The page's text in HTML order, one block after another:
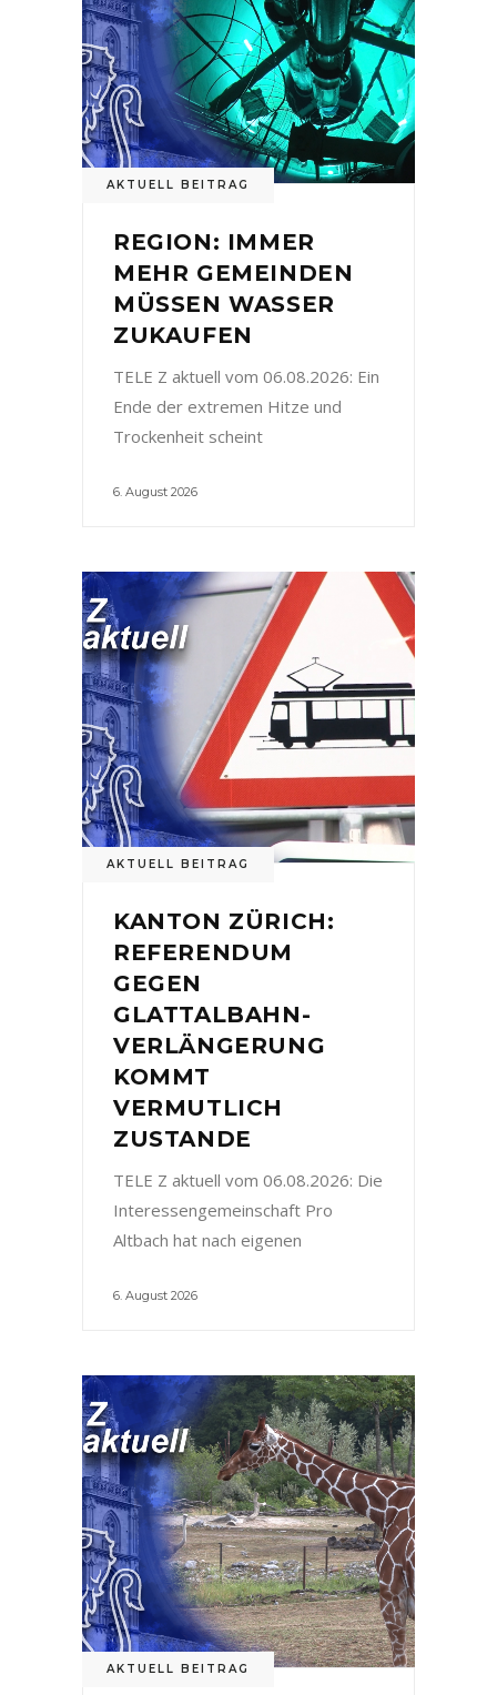
AKTUELL BEITRAG
REGION: IMMER
MEHR GEMEINDEN
MÜSSEN WASSER
ZUKAUFEN
TELE Z aktuell vom 06.08.2026: Ein
Ende der extremen Hitze und
Trockenheit scheint
6. August 2026
AKTUELL BEITRAG
KANTON ZÜRICH:
REFERENDUM
GEGEN
GLATTALBAHN-
VERLÄNGERUNG
KOMMT
VERMUTLICH
ZUSTANDE
TELE Z aktuell vom 06.08.2026: Die
Interessengemeinschaft Pro
Altbach hat nach eigenen
6. August 2026
AKTUELL BEITRAG